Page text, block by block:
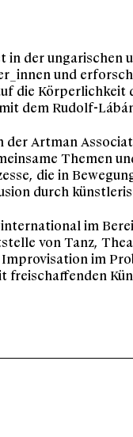
der ungarischen
und
die
dem Rudolf-
Artman
Themen
die in
durch
im
von Tanz,
im
freischaffenden